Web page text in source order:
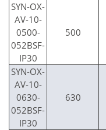
SYN-OX-
AV-10-
0500-
052BSF-
IP30
500
SYN-OX-
AV-10-
0630-
052BSF-
IP30
630